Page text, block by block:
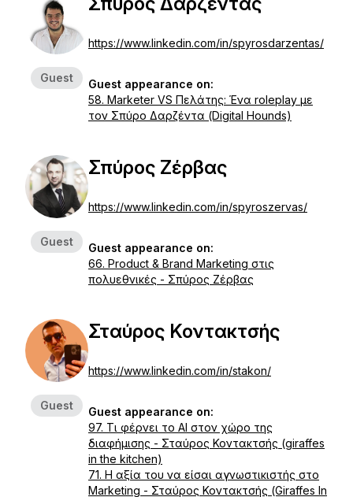
Guest
https://www.linkedin.com/in/spyrosdarzentas/
Guest appearance on:
58. Marketer VS Πελάτης: Ένα roleplay με
τον Σπύρο Δαρζέντα (Digital Hounds)
Guest
Σπύρος Ζέρβας
https://www.linkedin.com/in/spyroszervas/
Guest appearance on:
66. Product & Brand Marketing στις
πολυεθνικές - Σπύρος Ζέρβας
Guest
Σταύρος Κοντακτσής
https://www.linkedin.com/in/stakon/
Guest appearance on:
97. Τι φέρνει το ΑΙ στον χώρο της
διαφήμισης - Σταύρος Κοντακτσής (giraffes
in the kitchen)
71. Η αξία του να είσαι αγνωστικιστής στο
Marketing - Σταύρος Κοντακτσής (Giraffes In